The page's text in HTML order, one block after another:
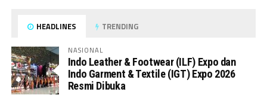
HEADLINES TRENDING
NASIONAL
Indo Leather & Footwear (ILF) Expo dan
Indo Garment & Textile (IGT) Expo 2026
Resmi Dibuka